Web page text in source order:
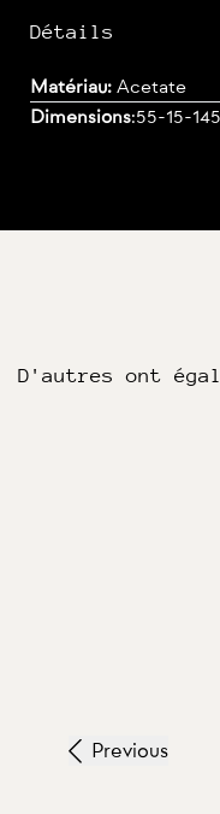
Détails
Matériau: Acetate
Dimensions:55-15-145
D'autres ont
Previous